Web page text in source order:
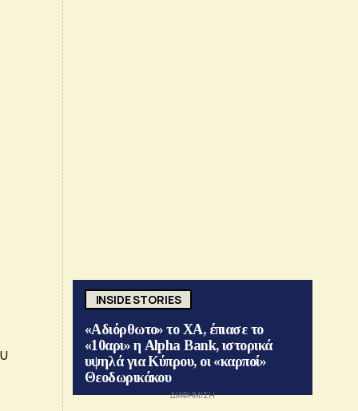
INSIDE STORIES
«Αδιόρθωτο» το ΧΑ, έπιασε το
«10αρι» η Alpha Bank, ιστορικά
υψηλά για Κύπρου, οι «καρποί»
Θεοδωρικάκου